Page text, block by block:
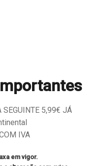
SEGUINTE 5,99€ JÁ
IVA
em vigor.